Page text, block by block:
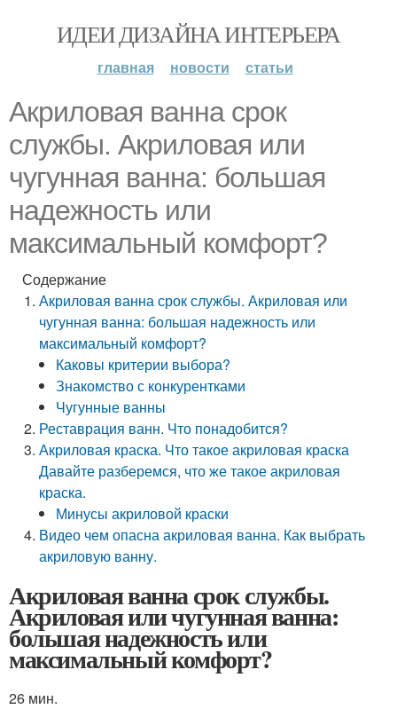
ИДЕИ ДИЗАЙНА ИНТЕРЬЕРА
главная новости статьи
Акриловая ванна срок
службы. Акриловая или
чугунная ванна: большая
надежность или
максимальный комфорт?
Содержание
Акриловая ванна срок службы. Акриловая или
чугунная ванна: большая надежность или
максимальный комфорт?
Каковы критерии выбора?
Знакомство с конкурентками
Чугунные ванны
Реставрация ванн. Что понадобится?
Акриловая краска. Что такое акриловая краска
Давайте разберемся, что же такое акриловая
краска.
Минусы акриловой краски
Видео чем опасна акриловая ванна. Как выбрать
акриловую ванну.
Акриловая ванна срок службы.
Акриловая или чугунная ванна:
большая надежность или
максимальный комфорт?
26 мин.